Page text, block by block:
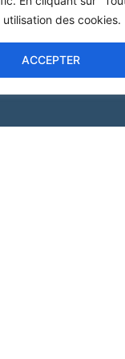
des cookies.
ACCEPTER